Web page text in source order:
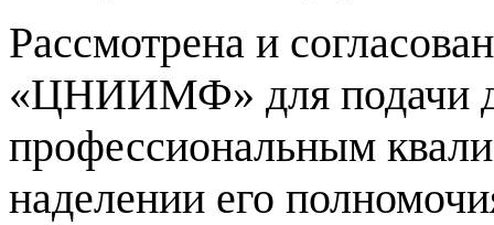
Рассмотрена и
«ЦНИИМФ» для подачи
профессиональным
наделении его